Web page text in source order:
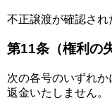
不正譲渡が確認され
第11条（権利の
次の各号のいずれか
返金いたしません。